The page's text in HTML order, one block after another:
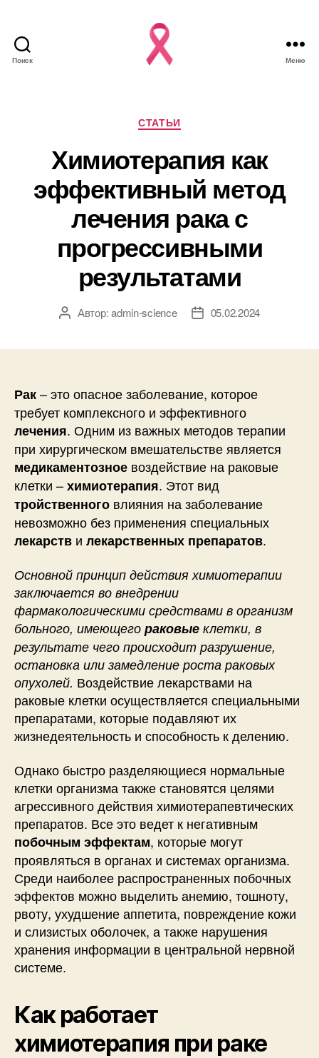
Поиск Меню
Рубрики
СТАТЬИ
Химиотерапия как
эффективный метод
лечения рака с
прогрессивными
результатами
АвторАвтор:admin-science
Дата05.02.2024
Рак– это опасное заболевание, которое
требует комплексного и эффективного
лечения. Одним из важных методов терапии
при хирургическом вмешательстве является
медикаментозное воздействие на раковые
клетки –химиотерапия. Этот вид
тройственного влияния на заболевание
невозможно без применения специальных
лекарств и лекарственных препаратов.
Основной принцип действия химиотерапии
заключается во внедрении
фармакологическими средствами в организм
больного, имеющего раковые клетки, в
результате чего происходит разрушение,
остановка или замедление роста раковых
опухолей. Воздействие лекарствами на
раковые клетки осуществляется специальными
препаратами, которые подавляют их
жизнедеятельность и способность к делению.
Однако быстро разделяющиеся нормальные
клетки организма также становятся целями
агрессивного действия химиотерапевтических
препаратов. Все это ведет к негативным
побочным эффектам, которые могут
проявляться в органах и системах организма.
Среди наиболее распространенных побочных
эффектов можно выделить анемию, тошноту,
рвоту, ухудшение аппетита, повреждение кожи
и слизистых оболочек, а также нарушения
хранения информации в центральной нервной
системе.
Как работает
химиотерапия при раке